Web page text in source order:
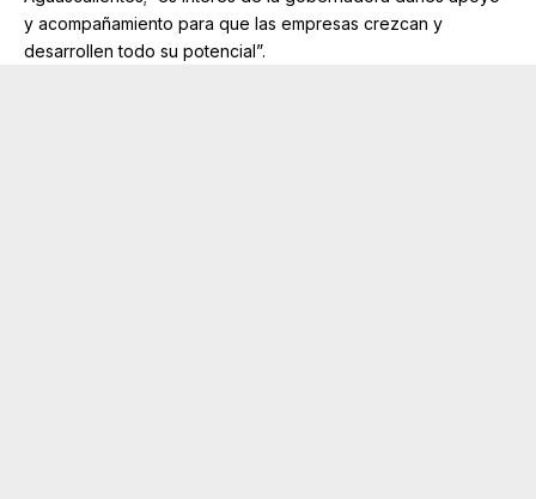
y acompañamiento para que las empresas crezcan y
desarrollen todo su potencial”.